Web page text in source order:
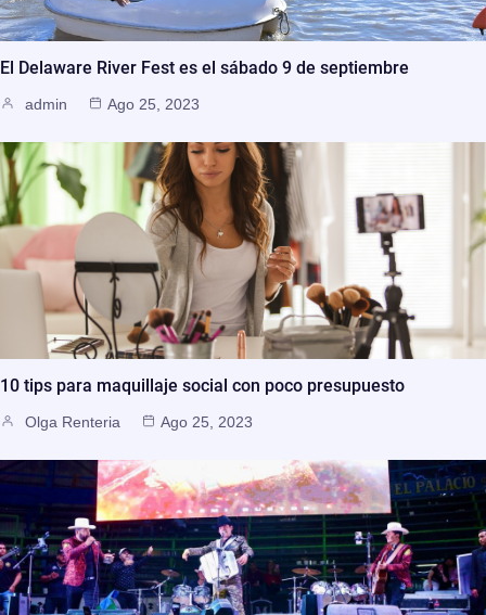
El Delaware River Fest es el sábado 9 de septiembre
admin Ago 25, 2023
10 tips para maquillaje social con poco presupuesto
Olga Renteria Ago 25, 2023